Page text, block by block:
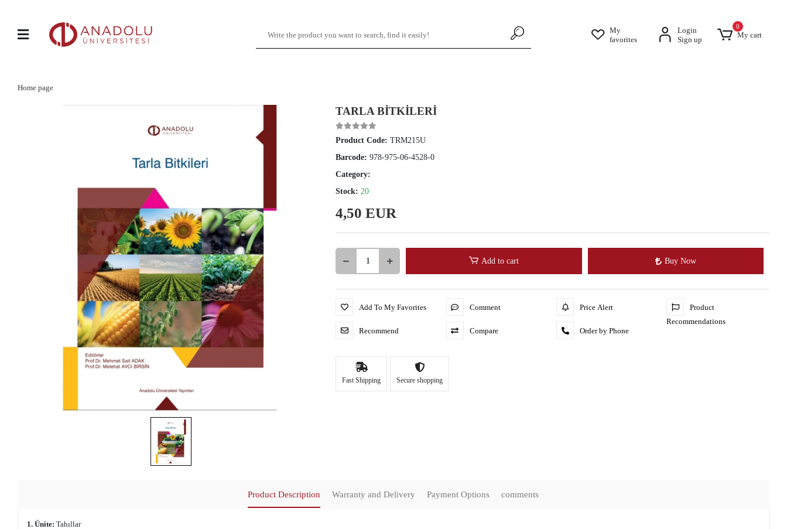
My
favorites
Login
Sign up
0
My cart
Home page
TARLA BİTKİLERİ
Product Code:TRM215U
Barcode:978-975-06-4528-0
Category:
Stock:20
4,50 EUR
Add to cart Buy Now
Add To My Favorites
Recommend
Comment
Compare
Price Alert
Order by Phone
Product
Recommendations
Fast Shipping Secure shopping
Product Description Warranty and Delivery Payment Options comments
1. Ünite: Tahıllar